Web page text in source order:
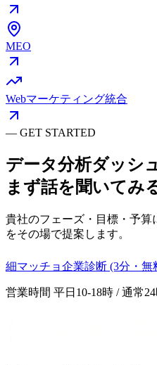
MEO
Webマーケティング統合
— GET STARTED
データ分析ダッシ
まず話を聞いてみ
貴社のフェーズ・目標・予
をその場で提案します。
細マッチョ企業診断 (3分・無
営業時間 平日10-18時 / 通常